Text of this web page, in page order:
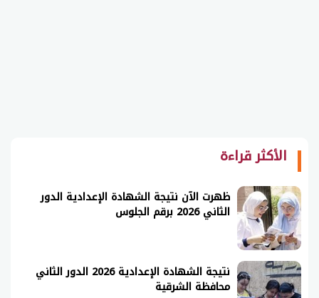
الأكثر قراءة
ظهرت الآن نتيجة الشهادة الإعدادية الدور
الثاني 2026 برقم الجلوس
نتيجة الشهادة الإعدادية 2026 الدور الثاني
محافظة الشرقية